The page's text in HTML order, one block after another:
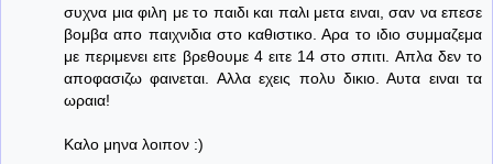
συχνα μια φιλη με το παιδι και παλι μετα ειναι, σαν να επεσε
βομβα απο παιχνιδια στο καθιστικο. Αρα το ιδιο συμμαζεμα
με περιμενει ειτε βρεθουμε 4 ειτε 14 στο σπιτι. Απλα δεν το
αποφασιζω φαινεται. Αλλα εχεις πολυ δικιο. Αυτα ειναι τα
ωραια!
Καλο μηνα λοιπον :)